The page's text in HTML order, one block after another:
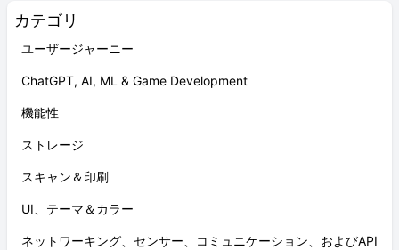
カテゴリ
ユーザージャーニー
ChatGPT, AI, ML & Game Development
機能性
ストレージ
スキャン＆印刷
UI、テーマ＆カラー
ネットワーキング、センサー、コミュニケーション、およびAPI